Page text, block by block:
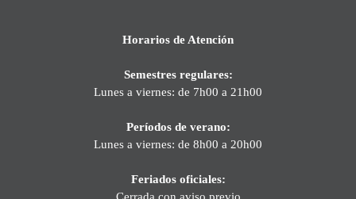
Horarios de Atención
Semestres regulares:
Lunes a viernes: de 7h00 a 21h00
Períodos de verano:
Lunes a viernes: de 8h00 a 20h00
Feriados oficiales:
Cerrada con aviso previo